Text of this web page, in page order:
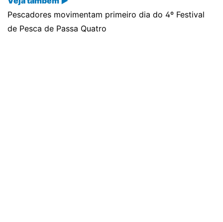
Pescadores movimentam primeiro dia do 4º Festival
de Pesca de Passa Quatro